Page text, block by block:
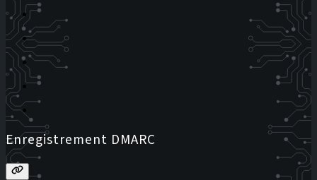
Enregistrement DMARC